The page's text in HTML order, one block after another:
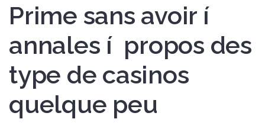
Prime sans avoir í
annales í propos des
type de casinos
quelque peu